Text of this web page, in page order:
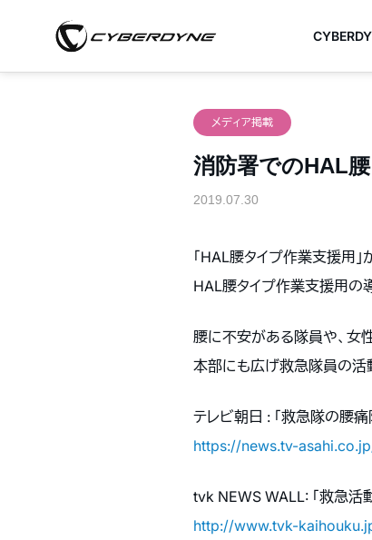
メディア掲載
消防署でのHAL
2019.07.30
「HAL腰タイプ作業支援用
HAL腰タイプ作業支援用の
腰に不安がある隊員や、女
本部にも広げ救急隊員の活
テレビ朝日 : 「救急隊の腰
https://news.tv-
tvk NEWS WALL: 「救急活
http://www.tvk-